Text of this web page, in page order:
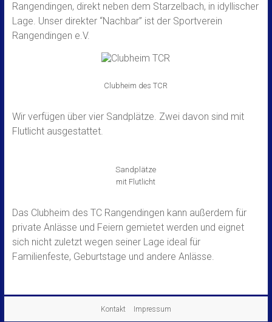
Rangendingen, direkt neben dem Starzelbach, in idyllischer
Lage. Unser direkter “Nachbar” ist der Sportverein
Rangendingen e.V.
Clubheim des TCR
Wir verfügen über vier Sandplätze. Zwei davon sind mit
Flutlicht ausgestattet.
Sandplätze
mit Flutlicht
Das Clubheim des TC Rangendingen kann außerdem für
private Anlässe und Feiern gemietet werden und eignet
sich nicht zuletzt wegen seiner Lage ideal für
Familienfeste, Geburtstage und andere Anlässe.
Kontakt Impressum